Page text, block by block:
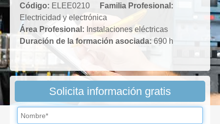
Código: ELEE0210
Familia Profesional:
Electricidad y electrónica
Área Profesional: Instalaciones eléctricas
Duración de la formación asociada: 690 h
Solicita información gratis